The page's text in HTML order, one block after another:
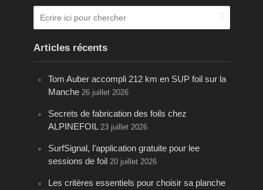
Articles récents
Tom Auber accompli 212 km en SUP foil sur la
Manche 26 juillet 2026
Secrets de fabrication des foils chez
ALPINEFOIL 23 juillet 2026
SurfSignal, l’application gratuite pour lee
sessions de foil 20 juillet 2026
Les critères essentiels pour choisir sa planche